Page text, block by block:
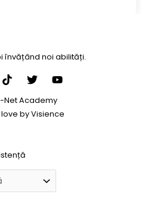
învățând noi abilități.
Net Academy
byVisience